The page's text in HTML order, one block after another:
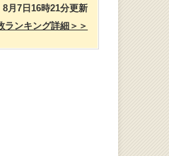
8月7日16時21分更新
ランキング詳細＞＞